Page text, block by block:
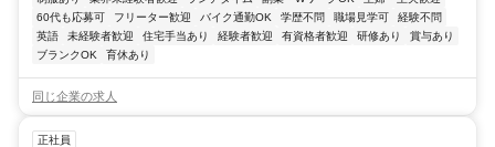
60代も応募可
フリーター歓迎 バイク通勤OK 学歴不問 職場見学可
経験不問
英語
未経験者歓迎 住宅手当あり 経験者歓迎 有資格者歓迎 研修あり
賞与あり
ブランクOK
育休あり
同じ企業の求人
正社員